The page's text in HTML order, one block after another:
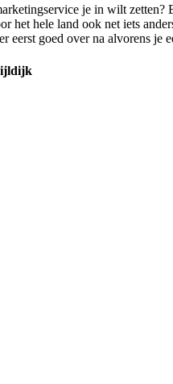
je in wilt zetten?
het hele land ook net iets
eerst goed over na alvorens